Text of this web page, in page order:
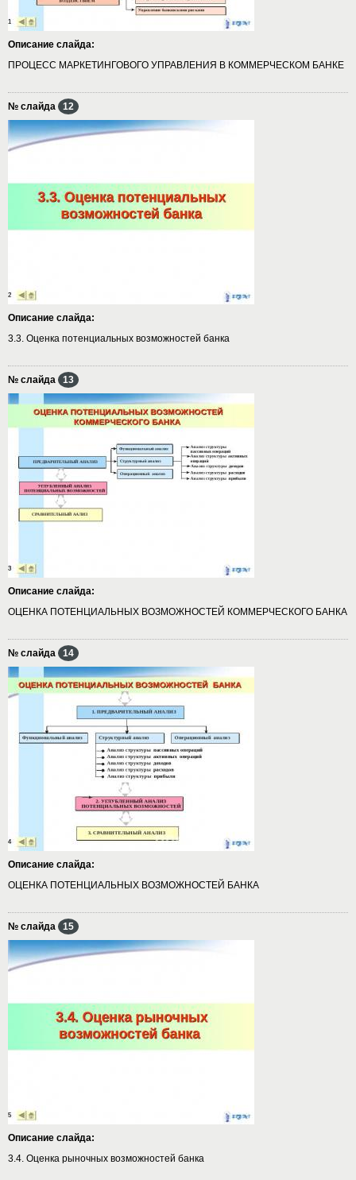
Описание слайда:
ПРОЦЕСС МАРКЕТИНГОВОГО УПРАВЛЕНИЯ В КОММЕРЧЕСКОМ БАНКЕ
№ слайда 12
Описание слайда:
3.3. Оценка потенциальных возможностей банка
№ слайда 13
Описание слайда:
ОЦЕНКА ПОТЕНЦИАЛЬНЫХ ВОЗМОЖНОСТЕЙ КОММЕРЧЕСКОГО БАНКА
№ слайда 14
Описание слайда:
ОЦЕНКА ПОТЕНЦИАЛЬНЫХ ВОЗМОЖНОСТЕЙ БАНКА
№ слайда 15
Описание слайда:
3.4. Оценка рыночных возможностей банка